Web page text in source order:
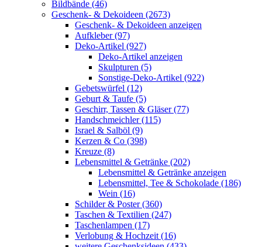
Bildbände (46)
Geschenk- & Dekoideen (2673)
Geschenk- & Dekoideen anzeigen
Aufkleber (97)
Deko-Artikel (927)
Deko-Artikel anzeigen
Skulpturen (5)
Sonstige-Deko-Artikel (922)
Gebetswürfel (12)
Geburt & Taufe (5)
Geschirr, Tassen & Gläser (77)
Handschmeichler (115)
Israel & Salböl (9)
Kerzen & Co (398)
Kreuze (8)
Lebensmittel & Getränke (202)
Lebensmittel & Getränke anzeigen
Lebensmittel, Tee & Schokolade (186)
Wein (16)
Schilder & Poster (360)
Taschen & Textilien (247)
Taschenlampen (17)
Verlobung & Hochzeit (16)